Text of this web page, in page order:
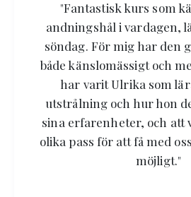
"Fantastisk kurs som
andningshål i vardagen,
söndag. För mig har den
både känslomässigt och
har varit Ulrika som
utstrålning och hur hon
sina erfarenheter, och att
olika pass för att få med
möjligt."